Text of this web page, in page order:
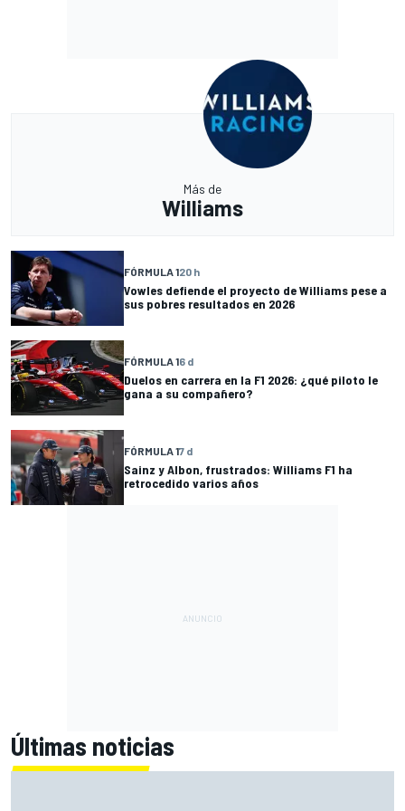
Más de
Williams
FÓRMULA 120 h
Vowles defiende el proyecto de Williams pese a
sus pobres resultados en 2026
FÓRMULA 16 d
Duelos en carrera en la F1 2026: ¿qué piloto le
gana a su compañero?
FÓRMULA 17 d
Sainz y Albon, frustrados: Williams F1 ha
retrocedido varios años
Últimas noticias